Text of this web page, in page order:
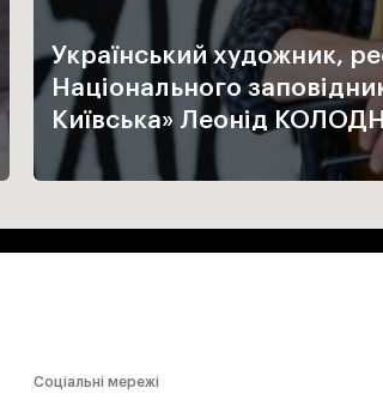
Український художник,
Національного
Київська» Леонід
Соціальні мережі